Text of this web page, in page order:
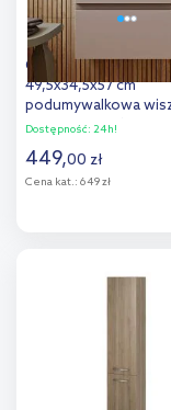
Cersanit Moduo
49,5x34,5x57 cm
podumywalkowa
kaszmir S590-105-DSM
Dostępność: 24h!
449,00 zł
Cena kat.: 649 zł
Dodaj do